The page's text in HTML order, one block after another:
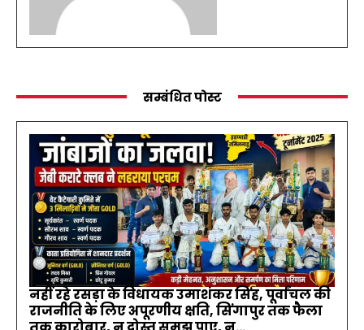
सम्बंधित पोस्ट
नहीं रहे रसड़ा के विधायक उमाशंकर सिंह, पूर्वांचल की
राजनीति के लिए अपूरणीय क्षति, सिंगापुर तक फैला